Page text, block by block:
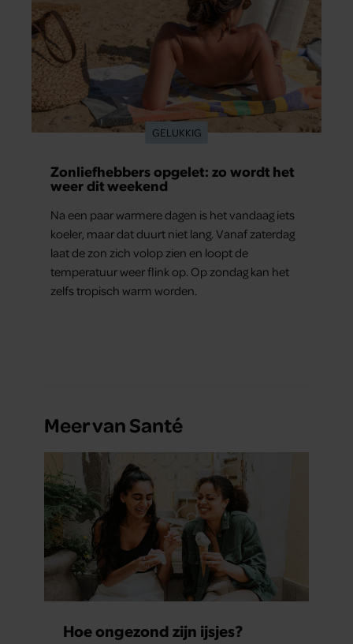
GELUKKIG
Zonliefhebbers opgelet: zo wordt het
weer dit weekend
Na een paar warmere dagen is het vandaag iets
koeler, maar dat duurt niet lang. Vanaf zaterdag
laat de zon zich volop zien en loopt de
temperatuur weer flink op. Op zondag kan het
zelfs tropisch warm worden.
Meer van Santé
Hoe ongezond zijn ijsjes?